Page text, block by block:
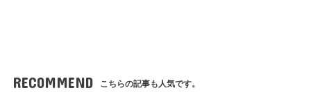
RECOMMEND こちらの記事も人気です。